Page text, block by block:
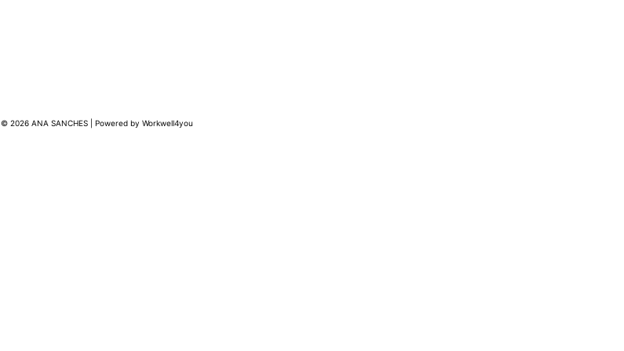
© 2026 ANA SANCHES | Powered by Workwell4you